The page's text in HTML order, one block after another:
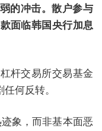
的冲击。散户参与
面临韩国央行加息
杆交易所交易基金
何反转。
象，而非基本面恶